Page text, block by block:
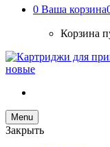
0 Ваша корзина
Корзина
Menu
Закрыть